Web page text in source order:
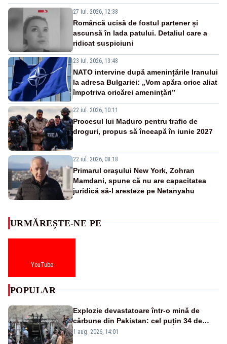
27 iul. 2026, 12:38
Româncă ucisă de fostul partener și
ascunsă în lada patului. Detaliul care a
ridicat suspiciuni
23 iul. 2026, 13:48
NATO intervine după amenințările Iranului
la adresa Bulgariei: „Vom apăra orice aliat
împotriva oricărei amenințări”
22 iul. 2026, 10:11
Procesul lui Maduro pentru trafic de
droguri, propus să înceapă în iunie 2027
22 iul. 2026, 08:18
Primarul oraşului New York, Zohran
Mamdani, spune că nu are capacitatea
juridică să-l aresteze pe Netanyahu
URMĂREȘTE-NE PE
YouTube
POPULAR
Explozie devastatoare într-o mină de
cărbune din Pakistan: cel puțin 34 de
morți - VIDEO
1 aug. 2026, 14:01